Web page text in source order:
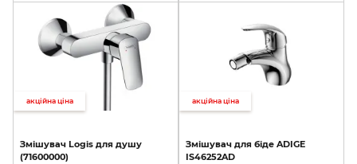
акційна ціна
Змішувач Logis для душу
(71600000)
акційна ціна
Змішувач для біде ADIGE
IS46252AD